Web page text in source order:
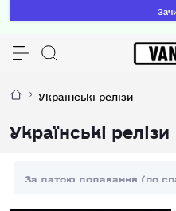
Українські релізи
Українські релізи